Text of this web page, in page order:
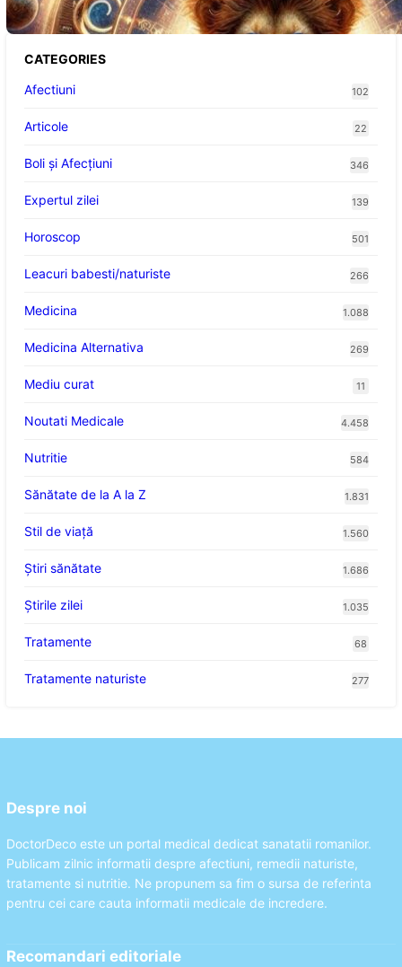
CATEGORIES
Afectiuni
102
Articole 22
Boli și Afecțiuni 346
Expertul zilei 139
Horoscop 501
Leacuri babesti/naturiste 266
Medicina 1.088
Medicina Alternativa 269
Mediu curat 11
Noutati Medicale 4.458
Nutritie 584
Sănătate de la A la Z 1.831
Stil de viaţă 1.560
Ştiri sănătate 1.686
Știrile zilei 1.035
Tratamente 68
Tratamente naturiste 277
Despre noi
DoctorDeco este un portal medical dedicat sanatatii romanilor.
Publicam zilnic informatii despre afectiuni, remedii naturiste,
tratamente si nutritie. Ne propunem sa fim o sursa de referinta
pentru cei care cauta informatii medicale de incredere.
Recomandari editoriale